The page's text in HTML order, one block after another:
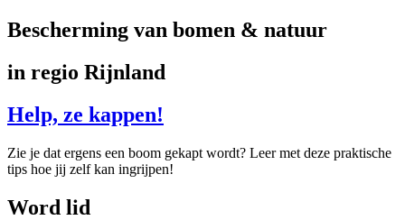
Bescherming van bomen & natuur
in regio Rijnland
Help, ze kappen!
Zie je dat ergens een boom gekapt wordt? Leer met deze praktische
tips hoe jij zelf kan ingrijpen!
Word lid